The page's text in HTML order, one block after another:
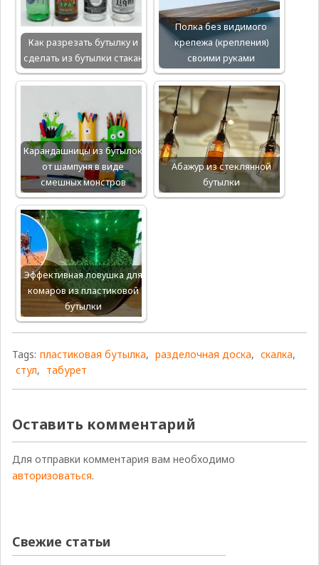
Как разрезать бутылку и
сделать из бутылки стакан
Полка без видимого
крепежа (крепления)
своими руками
Карандашницы из бутылок
от шампуня в виде
смешных монстров
Абажур из стеклянной
бутылки
Эффективная ловушка для
комаров из пластиковой
бутылки
Tags: пластиковая бутылка, разделочная доска, скалка,
стул, табурет
Оставить комментарий
Для отправки комментария вам необходимо
авторизоваться.
Свежие статьи